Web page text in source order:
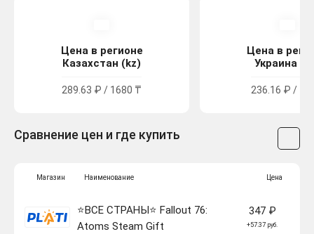
Цена в регионе
Казахстан (kz)
289.63 ₽ / 1680 ₸
Цена в
Украина
236.16 ₽ /
Сравнение цен и где купить
Магазин Наименование Цена
⭐️ВСЕ СТРАНЫ⭐️ Fallout 76:
Atoms Steam Gift
347 ₽
+57.37 руб.